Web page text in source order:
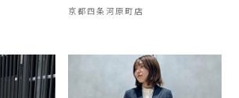
京都四条河原町店